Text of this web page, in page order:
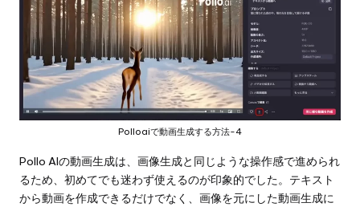
Polloaiで動画生成する方法-4
Pollo AIの動画生成は、画像生成と同じような操作感で進められ
るため、初めてでも迷わず使えるのが印象的でした。テキスト
から動画を作成できるだけでなく、画像を元にした動画生成に